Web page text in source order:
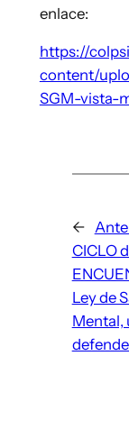
enlace:
https://
content/
SGM-vista-
←
CICLO
Ley de
Mental,